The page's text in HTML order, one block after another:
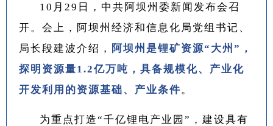
10月29日，中共阿坝州委新闻发布会召
开。会上，阿坝州经济和信息化局党组书记、
局长段建波介绍， 阿坝州是锂矿资源“大州”，
探明资源量1.2亿万吨，具备规模化、产业化
开发利用的资源基础、产业条件。
为重点打造“千亿锂电产业园”，建设具有